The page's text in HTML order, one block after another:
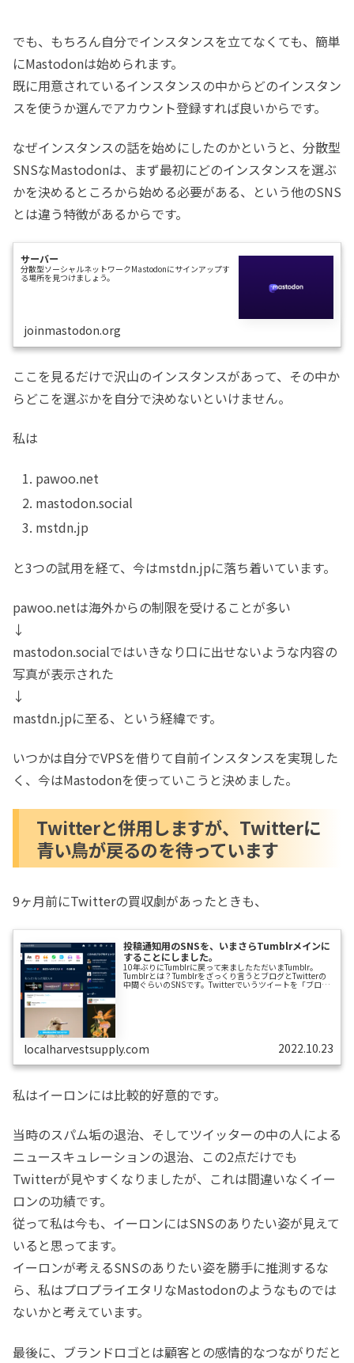
でも、もちろん自分でインスタンスを立てなくても、簡単
にMastodonは始められます。
既に用意されているインスタンスの中からどのインスタン
スを使うか選んでアカウント登録すれば良いからです。
なぜインスタンスの話を始めにしたのかというと、分散型
SNSなMastodonは、まず最初にどのインスタンスを選ぶ
かを決めるところから始める必要がある、という他のSNS
とは違う特徴があるからです。
サーバー
分散型ソーシャルネットワークMastodonにサインアップす
る場所を見つけましょう。
joinmastodon.org
ここを見るだけで沢山のインスタンスがあって、その中か
らどこを選ぶかを自分で決めないといけません。
私は
pawoo.net
mastodon.social
mstdn.jp
と3つの試用を経て、今はmstdn.jpに落ち着いています。
pawoo.netは海外からの制限を受けることが多い
↓
mastodon.socialではいきなり口に出せないような内容の
写真が表示された
↓
mastdn.jpに至る、という経緯です。
いつかは自分でVPSを借りて自前インスタンスを実現した
く、今はMastodonを使っていこうと決めました。
Twitterと併用しますが、Twitterに
青い鳥が戻るのを待っています
9ヶ月前にTwitterの買収劇があったときも、
投稿通知用のSNSを、いまさらTumblrメインに
することにしました。
10年ぶりにTumblrに戻って来ましたただいまTumblr。
Tumblrとは？Tumblrをざっくり言うとブログとTwitterの
中間ぐらいのSNSです。Twitterでいうツイートを「ブログ
記事」として投稿します。またいいね！に相当する「ス
localharvestsupply.com 2022.10.23
私はイーロンには比較的好意的です。
当時のスパム垢の退治、そしてツイッターの中の人による
ニュースキュレーションの退治、この2点だけでも
Twitterが見やすくなりましたが、これは間違いなくイー
ロンの功績です。
従って私は今も、イーロンにはSNSのありたい姿が見えて
いると思ってます。
イーロンが考えるSNSのありたい姿を勝手に推測するな
ら、私はプロプライエタリなMastodonのようなものでは
ないかと考えています。
最後に、ブランドロゴとは顧客との感情的なつながりだと